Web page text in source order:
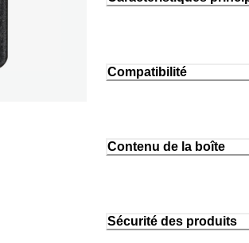
Compatibilité
Contenu de la boîte
Sécurité des produits